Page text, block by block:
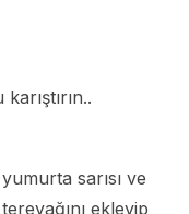
sarısı ve
ekleyip